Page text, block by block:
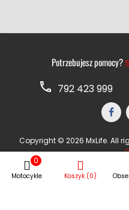
Motocykle
0
Koszyk (0)
Potrzebujesz pomocy?
792 423 999
Copyright © 2026 MxLife. All